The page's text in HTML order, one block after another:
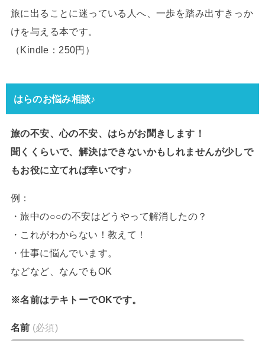
旅に出ることに迷っている人へ、一歩を踏み出すきっか
けを与える本です。
（Kindle：250円）
はらのお悩み相談♪
旅の不安、心の不安、はらがお聞きします！
聞くくらいで、解決はできないかもしれませんが少しで
もお役に立てれば幸いです♪
例：
・旅中の○○の不安はどうやって解消したの？
・これがわからない！教えて！
・仕事に悩んでいます。
などなど、なんでもOK
※名前はテキトーでOKです。
名前 (必須)